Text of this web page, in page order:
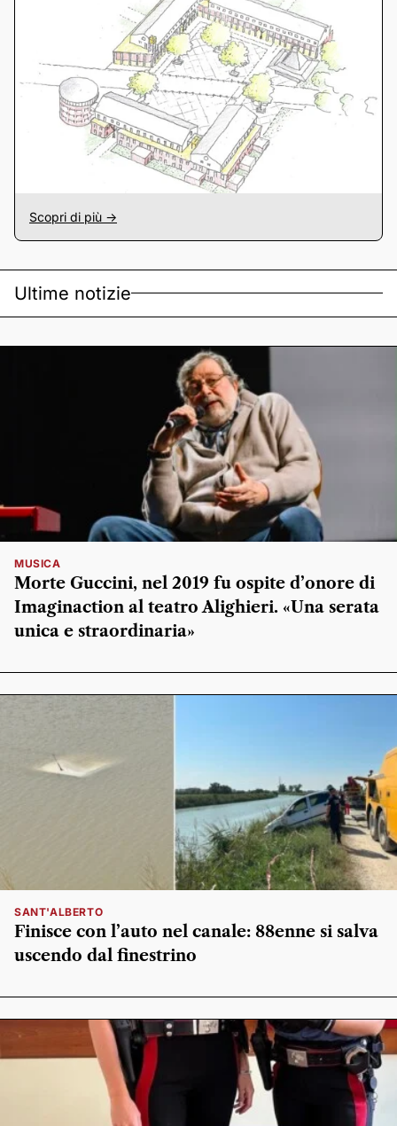
Scopri di più ->
Ultime notizie
MUSICA
Morte Guccini, nel 2019 fu ospite d’onore di
Imaginaction al teatro Alighieri. «Una serata
unica e straordinaria»
SANT'ALBERTO
Finisce con l’auto nel canale: 88enne si salva
uscendo dal finestrino